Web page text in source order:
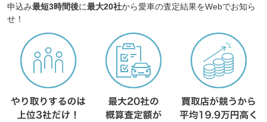
申込み最短3時間後に最大20社から愛車の査定結果をWebでお知ら
せ！